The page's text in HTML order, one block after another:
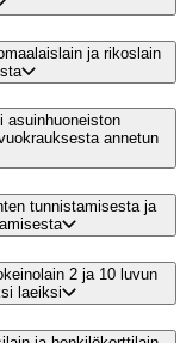
ja rikoslain
asuinhuoneiston
annetun
tunnistamisesta ja
2 ja 10 luvun
laeiksi